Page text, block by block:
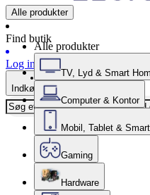
Alle produkter
Find butik
Log ind
Indkøbskurv
Alle produkter
TV, Lyd & Smart
Computer & Kontor
Mobil, Tablet &
Gaming
Hardware